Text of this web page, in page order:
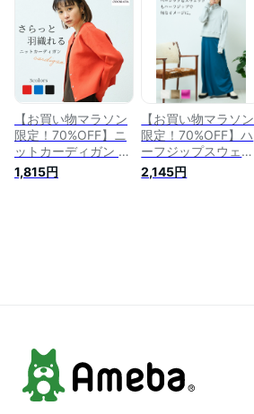
ース 着回し お尻隠
れる 細見え ゆった
り オフホワイト 白
ブラック 黒 フリー
サイズ おしゃれ か
わいい 大人カジュア
ル 秋冬 ODORATA
オドラタ
ーバーサイズ ゆった
り おしゃれ オシャ
レ かわいい 可愛い
きれいめ グリーン
ブルー ブラック マ
スタード 大人カジュ
アル 秋冬 ODORATA
オドラタ
【お買い物マラソン
限定！70%OFF】ニ
ットカーディガン カ
ーディガン レディー
ス ニット カーデ シ
1,815円
【お買い物マラソン
限定！70%OFF】ハ
ーフジップスウェッ
ト ジップ スウェッ
ト プルオーバー レ
2,145円